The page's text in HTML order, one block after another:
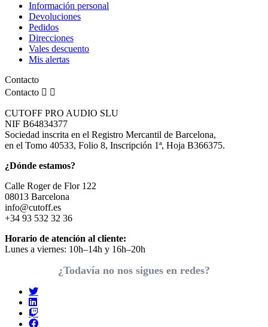
Información personal
Devoluciones
Pedidos
Direcciones
Vales descuento
Mis alertas
Contacto
Contacto  
CUTOFF PRO AUDIO SLU
NIF B64834377
Sociedad inscrita en el Registro Mercantil de Barcelona,
en el Tomo 40533, Folio 8, Inscripción 1ª, Hoja B366375.
¿Dónde estamos?
Calle Roger de Flor 122
08013 Barcelona
info@cutoff.es
+34 93 532 32 36
Horario de atención al cliente:
Lunes a viernes: 10h–14h y 16h–20h
¿Todavía no nos sigues en redes?